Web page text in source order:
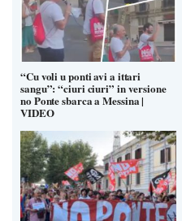
“Cu voli u ponti avi a ittari
sangu”: “ciuri ciuri” in versione
no Ponte sbarca a Messina |
VIDEO